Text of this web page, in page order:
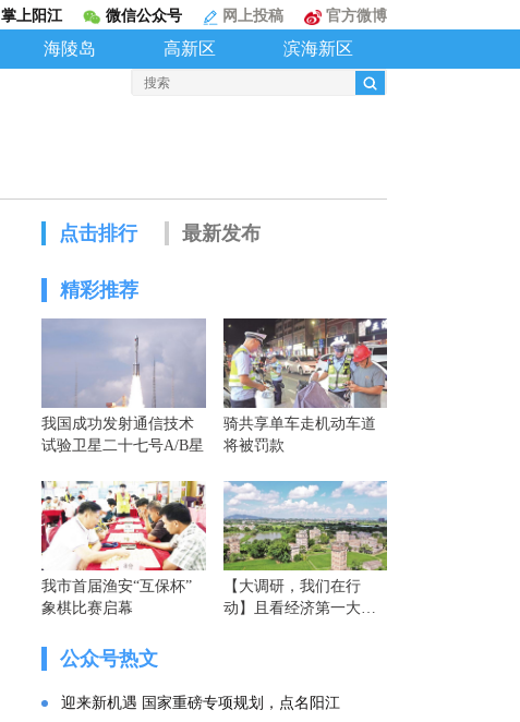
掌上阳江 微信公众号 网上投稿 官方微博
海陵岛 高新区 滨海新区
点击排行 最新发布
精彩推荐
我国成功发射通信技术
试验卫星二十七号A/B星
骑共享单车走机动车道
将被罚款
我市首届渔安“互保杯”
象棋比赛启幕
【大调研，我们在行
动】且看经济第一大省
公众号热文
迎来新机遇 国家重磅专项规划，点名阳江